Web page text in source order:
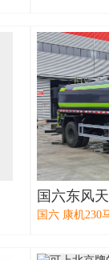
国六东风
国六 康机230